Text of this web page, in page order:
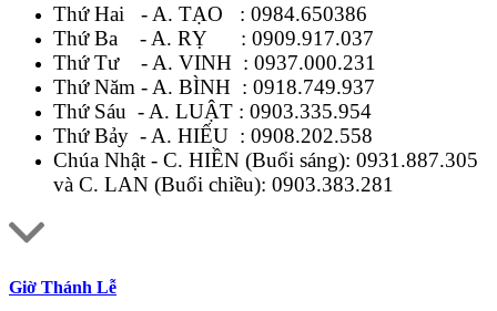
Thứ Hai - A. TẠO : 0984.650386
Thứ Ba - A. RỴ : 0909.917.037
Thứ Tư - A. VINH : 0937.000.231
Thứ Năm - A. BÌNH : 0918.749.937
Thứ Sáu - A. LUẬT : 0903.335.954
Thứ Bảy - A. HIẾU : 0908.202.558
Chúa Nhật - C. HIỀN (Buổi sáng): 0931.887.305
và C. LAN (Buổi chiều): 0903.383.281
Giờ Thánh Lễ